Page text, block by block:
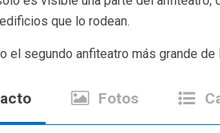
que lo rodean.
el segundo anfiteatro más grande
Fotos